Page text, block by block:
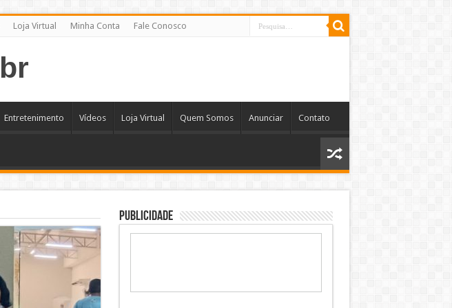
Loja Virtual Minha Conta Fale Conosco
Entretenimento Vídeos Loja Virtual Quem Somos Anunciar Contato
Publicidade